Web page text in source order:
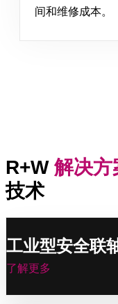
间和维修成本。
R+W 解决方
技术
工业型安全联
了解更多